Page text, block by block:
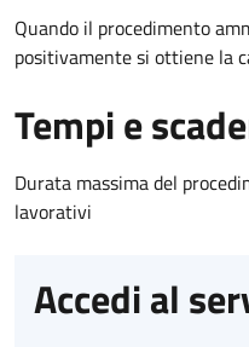
Quando il procedimento
positivamente si ottiene la
Tempi e
Durata massima del
lavorativi
Accedi al